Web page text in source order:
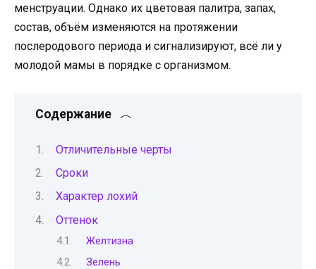
менструации. Однако их цветовая палитра, запах,
состав, объём изменяются на протяжении
послеродового периода и сигнализируют, всё ли у
молодой мамы в порядке с организмом.
Содержание
Отличительные черты
Сроки
Характер лохий
Оттенок
Желтизна
Зелень